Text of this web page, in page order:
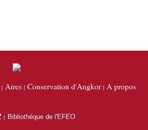
Aires Conservation d'Angkor A propos
Bibliothèque de l'EFEO